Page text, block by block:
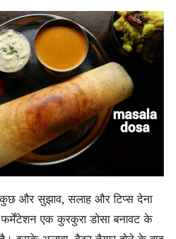
और सुझाव, सलाह और टिप्स देना
एक कुरकुरा डोसा बनावट के